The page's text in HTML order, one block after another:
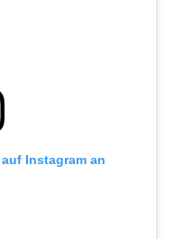
Instagram an